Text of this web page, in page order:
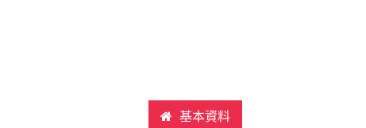
基本資料